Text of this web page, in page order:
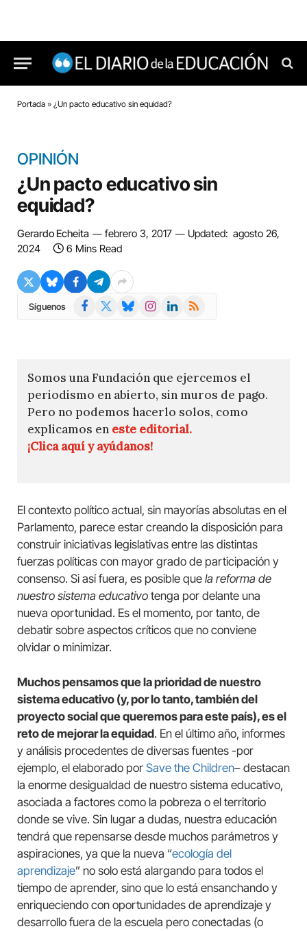
Portada » ¿Un pacto educativo sin equidad?
OPINIÓN
¿Un pacto educativo sin
equidad?
Gerardo Echeita febrero 3, 2017 Updated: agosto 26,
2024
6 Mins Read
Síguenos Facebook BlueskyInstagramLinkedIn
RSS
Somos una Fundación que ejercemos el
periodismo en abierto, sin muros de pago.
Pero no podemos hacerlo solos, como
explicamos en este editorial.
¡Clica aquí y ayúdanos!
El contexto político actual, sin mayorías absolutas en el
Parlamento, parece estar creando la disposición para
construir iniciativas legislativas entre las distintas
fuerzas políticas con mayor grado de participación y
consenso. Si así fuera, es posible que la reforma de
nuestro sistema educativo tenga por delante una
nueva oportunidad. Es el momento, por tanto, de
debatir sobre aspectos críticos que no conviene
olvidar o minimizar.
Muchos pensamos que la prioridad de nuestro
sistema educativo (y, por lo tanto, también del
proyecto social que queremos para este país), es el
reto de mejorar la equidad. En el último año, informes
y análisis procedentes de diversas fuentes -por
ejemplo, el elaborado por Save the Children– destacan
la enorme desigualdad de nuestro sistema educativo,
asociada a factores como la pobreza o el territorio
donde se vive. Sin lugar a dudas, nuestra educación
tendrá que repensarse desde muchos parámetros y
aspiraciones, ya que la nueva “ecología del
aprendizaje” no solo está alargando para todos el
tiempo de aprender, sino que lo está ensanchando y
enriqueciendo con oportunidades de aprendizaje y
desarrollo fuera de la escuela pero conectadas (o